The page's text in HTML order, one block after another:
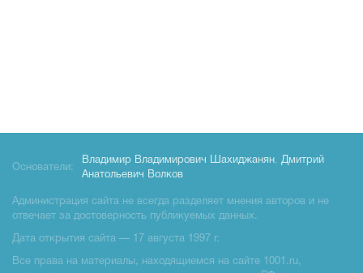
Основатели:
Владимир Владимирович Шахиджанян, Дмитрий
Анатольевич Волков
Администрация сайта не всегда разделяет мнения авторов и не
отвечает за достоверность публикуемых данных.
Дата открытия сайта — 17 августа 1997 г.
Все права на материалы, находящиемся на сайте 1001.ru,